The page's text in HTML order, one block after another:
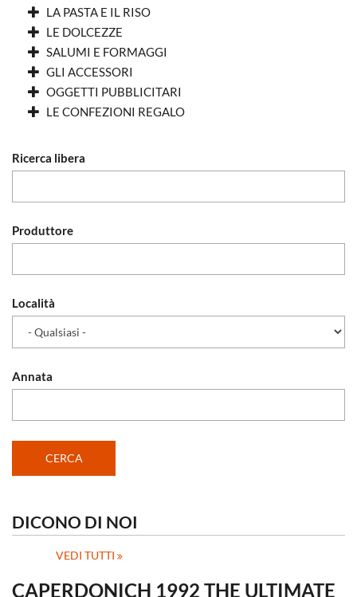
LA PASTA E IL RISO
LE DOLCEZZE
SALUMI E FORMAGGI
GLI ACCESSORI
OGGETTI PUBBLICITARI
LE CONFEZIONI REGALO
Ricerca libera
Produttore
Località
Annata
DICONO DI NOI
VEDI TUTTI
CAPERDONICH 1992 THE ULTIMATE